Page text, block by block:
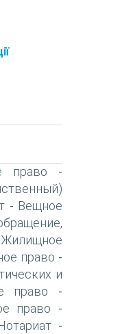
право -
- Вещное
Жилищное
право -
и
право -
право -
-